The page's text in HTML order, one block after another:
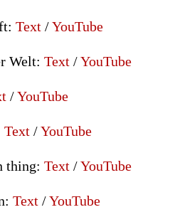
Text/YouTube
Welt: Text/YouTube
/YouTube
Text /YouTube
thing: Text /YouTube
Text /YouTube